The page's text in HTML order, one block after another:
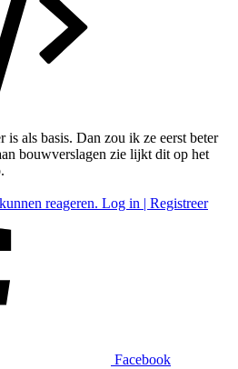
als basis. Dan zou ik ze eerst beter
bouwverslagen zie lijkt dit op het
reageren. Log in | Registreer
Facebook